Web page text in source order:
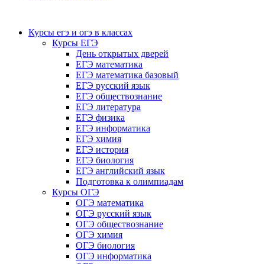
Курсы егэ и огэ в классах
Курсы ЕГЭ
День открытых дверей
ЕГЭ математика
ЕГЭ математика базовый
ЕГЭ русский язык
ЕГЭ обществознание
ЕГЭ литература
ЕГЭ физика
ЕГЭ информатика
ЕГЭ химия
ЕГЭ история
ЕГЭ биология
ЕГЭ английский язык
Подготовка к олимпиадам
Курсы ОГЭ
ОГЭ математика
ОГЭ русский язык
ОГЭ обществознание
ОГЭ химия
ОГЭ биология
ОГЭ информатика